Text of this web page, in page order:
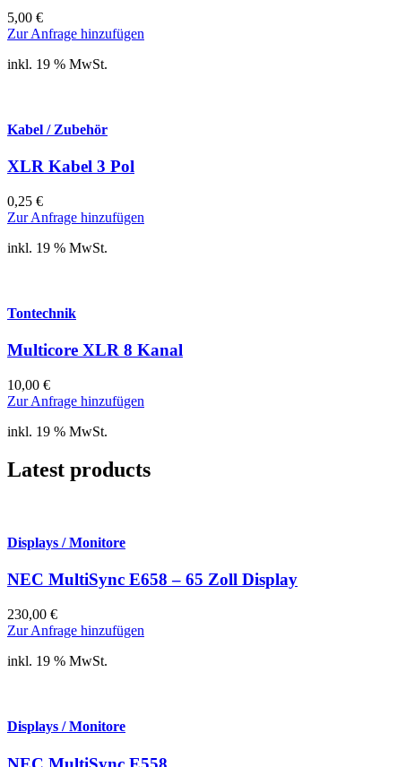
5,00 €
Zur Anfrage hinzufügen
inkl. 19 % MwSt.
Kabel / Zubehör
XLR Kabel 3 Pol
0,25 €
Zur Anfrage hinzufügen
inkl. 19 % MwSt.
Tontechnik
Multicore XLR 8 Kanal
10,00 €
Zur Anfrage hinzufügen
inkl. 19 % MwSt.
Latest products
Displays / Monitore
NEC MultiSync E658 – 65 Zoll Display
230,00 €
Zur Anfrage hinzufügen
inkl. 19 % MwSt.
Displays / Monitore